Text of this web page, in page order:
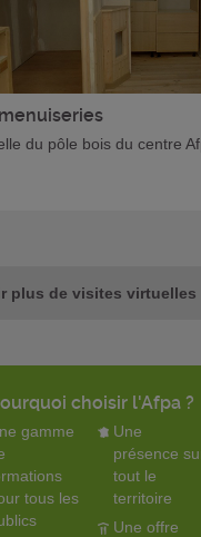
du pôle bois du centre
plus de visites virtuelles
choisir l'Afpa ?
gamme
tous les
Une
présence
tout le
territoire
Une offre